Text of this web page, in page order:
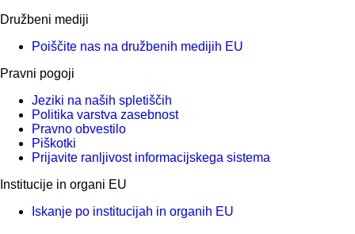
Družbeni mediji
Poiščite nas na družbenih medijih EU
Pravni pogoji
Jeziki na naših spletiščih
Politika varstva zasebnost
Pravno obvestilo
Piškotki
Prijavite ranljivost informacijskega sistema
Institucije in organi EU
Iskanje po institucijah in organih EU